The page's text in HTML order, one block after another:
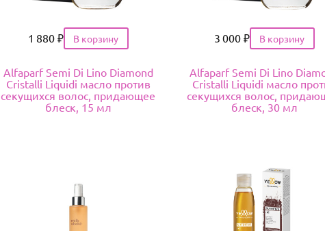
Цена
1 880 ₽
Alfaparf Semi Di Lino Diamond
Cristalli Liquidi масло против
секущихся волос, придающее
блеск, 15 мл
Цена
3 000 ₽
Alfaparf Semi Di Lino
Cristalli Liquidi масло
секущихся волос,
блеск, 30 мл